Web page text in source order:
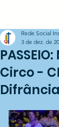
Circo -
Rede Social
3 de dez. de